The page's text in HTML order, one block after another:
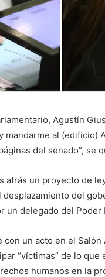
Agustín
mandarme al (edificio)
del senado”, se
atrás un proyecto de
del
un delegado del Poder
un acto en el
“víctimas” de lo
humanos en la